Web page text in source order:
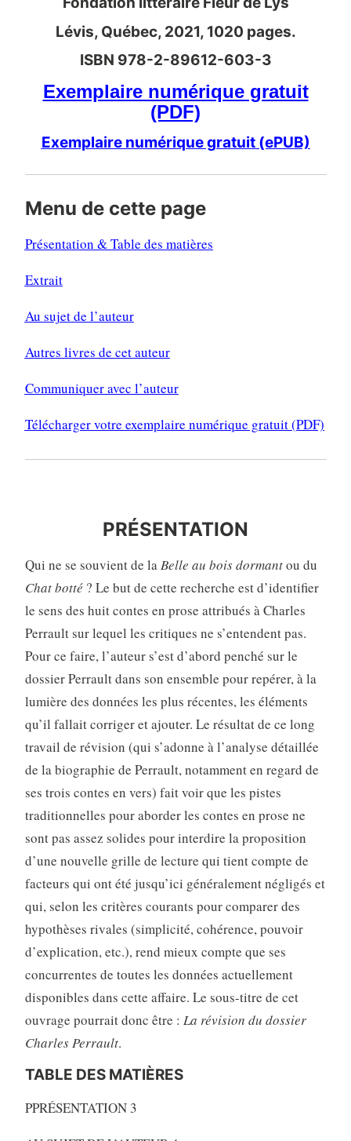
Lévis, Québec, 2021, 1020 pages.
ISBN 978-2-89612-603-3
Exemplaire numérique gratuit
(PDF)
Exemplaire numérique gratuit (ePUB)
Menu de cette page
Présentation & Table des matières
Extrait
Au sujet de l’auteur
Autres livres de cet auteur
Communiquer avec l’auteur
Télécharger votre exemplaire numérique gratuit (PDF)
PRÉSENTATION
Qui ne se souvient de laBelle au bois dormantou du
Chat botté? Le but de cette recherche est d’identifier
le sens des huit contes en prose attribués à Charles
Perrault sur lequel les critiques ne s’entendent pas.
Pour ce faire, l’auteur s’est d’abord penché sur le
dossier Perrault dans son ensemble pour repérer, à la
lumière des données les plus récentes, les éléments
qu’il fallait corriger et ajouter. Le résultat de ce long
travail de révision (qui s’adonne à l’analyse détaillée
de la biographie de Perrault, notamment en regard de
ses trois contes en vers) fait voir que les pistes
traditionnelles pour aborder les contes en prose ne
sont pas assez solides pour interdire la proposition
d’une nouvelle grille de lecture qui tient compte de
facteurs qui ont été jusqu’ici généralement négligés et
qui, selon les critères courants pour comparer des
hypothèses rivales (simplicité, cohérence, pouvoir
d’explication, etc.), rend mieux compte que ses
concurrentes de toutes les données actuellement
disponibles dans cette affaire. Le sous-titre de cet
ouvrage pourrait donc être : La révision du dossier
Charles Perrault.
TABLE DES MATIÈRES
PPRÉSENTATION 3